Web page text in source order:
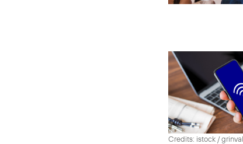
Credits: istock /